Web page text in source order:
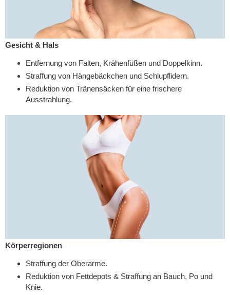
Gesicht & Hals
Entfernung von Falten, Krähenfüßen und Doppelkinn.
Straffung von Hängebäckchen und Schlupflidern.
Reduktion von Tränensäcken für eine frischere
Ausstrahlung.
Körperregionen
Straffung der Oberarme.
Reduktion von Fettdepots & Straffung an Bauch, Po und
Knie.